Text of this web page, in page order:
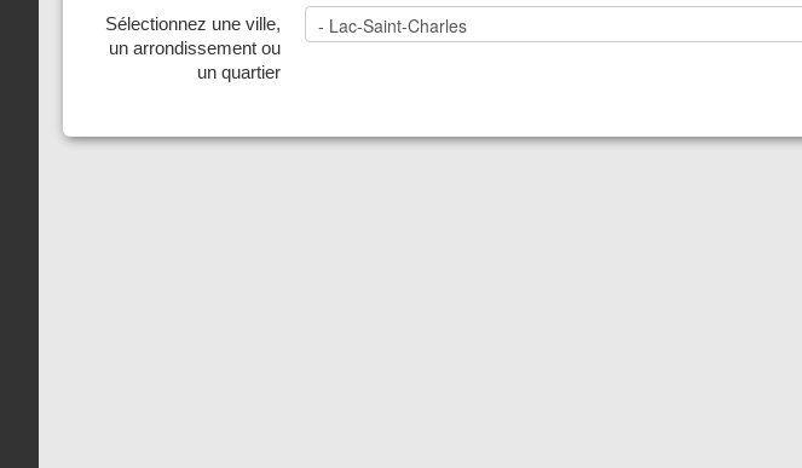
Sélectionnez une ville,
un arrondissement ou
un quartier